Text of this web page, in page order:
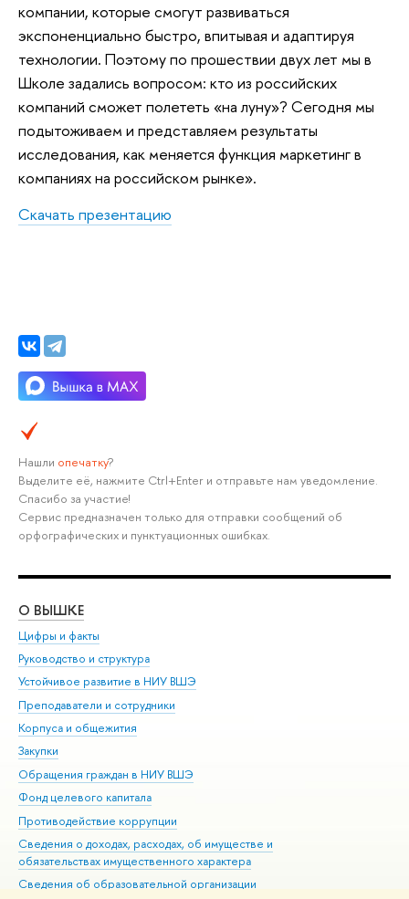
компании, которые смогут развиваться
экспоненциально быстро, впитывая и адаптируя
технологии. Поэтому по прошествии двух лет мы в
Школе задались вопросом: кто из российских
компаний сможет полететь «на луну»? Сегодня мы
подытоживаем и представляем результаты
исследования, как меняется функция маркетинг в
компаниях на российском рынке».
Скачать презентацию
Нашли опечатку?
Выделите её, нажмите Ctrl+Enter и отправьте нам уведомление.
Спасибо за участие!
Сервис предназначен только для отправки сообщений об
орфографических и пунктуационных ошибках.
О ВЫШКЕ
Цифры и факты
Руководство и структура
Устойчивое развитие в НИУ ВШЭ
Преподаватели и сотрудники
Корпуса и общежития
Закупки
Обращения граждан в НИУ ВШЭ
Фонд целевого капитала
Противодействие коррупции
Сведения о доходах, расходах, об имуществе и
обязательствах имущественного характера
Сведения об образовательной организации